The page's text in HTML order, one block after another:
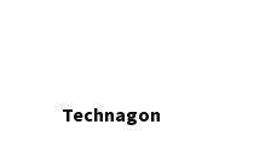
Technagon